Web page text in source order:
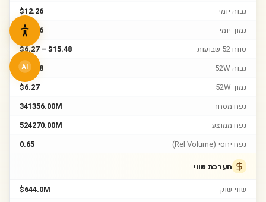
גבוה יומי
$12.26
נמוך יומי
$11.26
טווח 52 שבועות
$6.27 – $15.48
גבוה 52W
$15.48
נמוך 52W
$6.27
נפח מסחר
341356.00M
נפח ממוצע
524270.00M
נפח יחסי (Rel Volume)
0.65
הערכת שווי
שווי שוק
$644.0M
AI